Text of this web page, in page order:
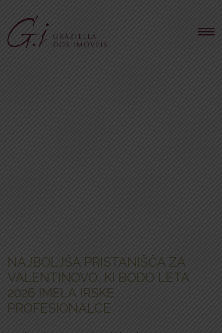
NAJBOLJŠA PRISTANIŠČA ZA
VALENTINOVO, KI BODO LETA
2026 IMELA IRSKE
PROFESIONALCE